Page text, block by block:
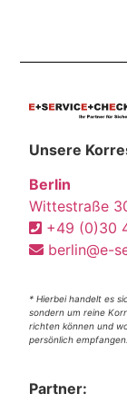
Unsere
Berlin
Wittestraße
+49 (0)30
berlin@e-
* Hierbei handelt es
sondern um reine
richten können und
persönlich empfangen.
Partner: